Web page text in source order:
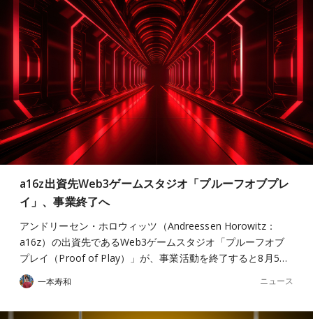
a16z出資先Web3ゲームスタジオ「プルーフオブプレ
イ」、事業終了へ
アンドリーセン・ホロウィッツ（Andreessen Horowitz：
a16z）の出資先であるWeb3ゲームスタジオ「プルーフオブ
プレイ（Proof of Play）」が、事業活動を終了すると8月5…
一本寿和 ニュース